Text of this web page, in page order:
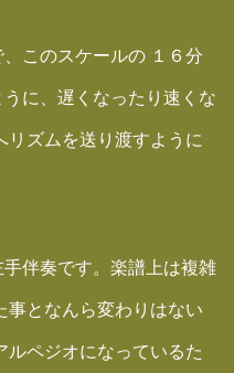
このスケールの １６分
に、遅くなったり速くな
リズムを送り渡すように
伴奏です。楽譜上は複雑
事となんら変わりはない
ルペジオになっているた